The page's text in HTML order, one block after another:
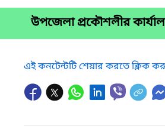
উপজেলা প্রকৌশলীর
এই কনটেন্টটি শেয়ার করতে ক্লিক